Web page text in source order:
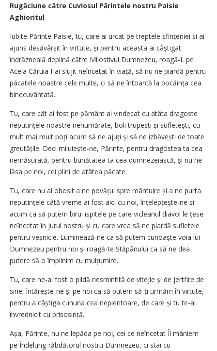
Rugăciune către Cuviosul Părintele nostru Paisie
Aghioritul
Iubite Părinte Paisie, tu, care ai urcat pe treptele sfințeniei și ai
ajuns desăvârșit în virtute, și pentru aceasta ai câștigat
îndrăzneală deplină către Milostivul Dumnezeu, roagă-L pe
Acela Căruia I-ai slujit neîncetat în viață, să nu ne piardă pentru
păcatele noastre cele multe, ci să ne întoarcă la pocăința cea
binecuvântată.
Tu, care cât ai fost pe pământ ai vindecat cu atâta dragoste
neputințele noastre nenumărate, boli trupești și sufletești, cu
mult mai mult poți acum să ne ajuți și să ne izbăvești de toate
greutățile. Deci miluiește-ne, Părinte, pentru dragostea ta cea
nemăsurată, pentru bunătatea ta cea dumnezeiască, și nu ne
lăsa pe noi, cei plini de atâtea păcate.
Tu, care nu ai obosit a ne povățui spre mântuire și a ne purta
neputințele câtă vreme ai fost aici cu noi, înțelepțește-ne și
acum ca să putem birui ispitele pe care vicleanul diavol le țese
neîncetat în jurul nostru și cu care vrea să ne piardă sufletele
pentru veșnicie. Luminează-ne ca să putem cunoaște voia lui
Dumnezeu pentru noi și roagă-te Stăpânului ca să ne dea
putere să o împlinim cu mulțumire.
Tu, care ne-ai fost o pildă nesmintită de vitejie și de jertfire de
sine, întărește-ne și pe noi ca să putem să-ți urmăm în virtute,
pentru a câștiga cununa cea nepieritoare, de care și tu te-ai
învrednicit cu prisosință.
Așa, Părinte, nu ne lepăda pe noi, cei ce neîncetat Îl mâniem
pe Îndelung-răbdătorul nostru Dumnezeu, ci stai cu